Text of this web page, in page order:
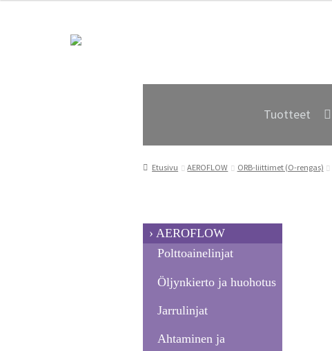
Tuotteet
Etusivu AEROFLOW ORB-liittimet (O-rengas)
AEROFLOW
Polttoainelinjat
Öljynkierto ja huohotus
Jarrulinjat
Ahtaminen ja